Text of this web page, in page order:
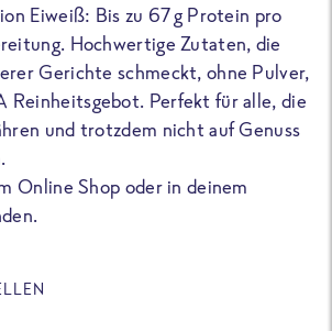
Eiweiß: Bis zu 67 g Protein pro
Hochwertige Zutaten, die
Gerichte schmeckt, ohne Pulver,
Reinheitsgebot. Perfekt für alle, die
und trotzdem nicht auf Genuss
Online Shop oder in deinem